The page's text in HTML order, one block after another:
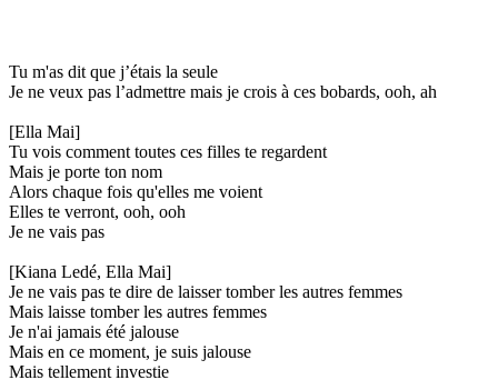
Tu m'as dit que j’étais la seule
Je ne veux pas l’admettre mais je crois à ces bobards, ooh, ah
[Ella Mai]
Tu vois comment toutes ces filles te regardent
Mais je porte ton nom
Alors chaque fois qu'elles me voient
Elles te verront, ooh, ooh
Je ne vais pas
[Kiana Ledé, Ella Mai]
Je ne vais pas te dire de laisser tomber les autres femmes
Mais laisse tomber les autres femmes
Je n'ai jamais été jalouse
Mais en ce moment, je suis jalouse
Mais tellement investie